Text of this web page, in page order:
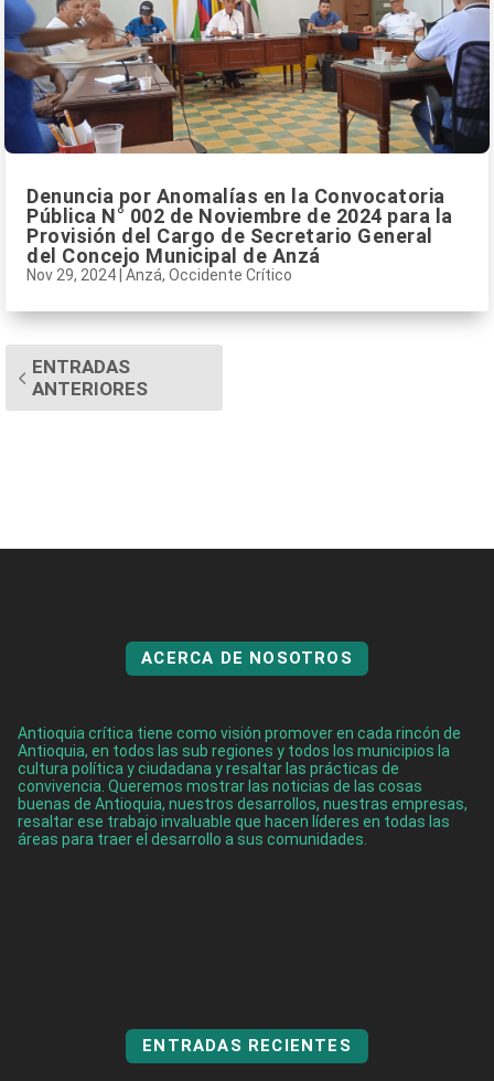
Denuncia por Anomalías en la Convocatoria
Pública N° 002 de Noviembre de 2024 para la
Provisión del Cargo de Secretario General
del Concejo Municipal de Anzá
Nov 29, 2024 Anzá, Occidente Crítico
ENTRADAS
ANTERIORES
ACERCA DE NOSOTROS
Antioquia crítica tiene como visión promover en cada rincón de
Antioquia, en todos las sub regiones y todos los municipios la
cultura política y ciudadana y resaltar las prácticas de
convivencia. Queremos mostrar las noticias de las cosas
buenas de Antioquia, nuestros desarrollos, nuestras empresas,
resaltar ese trabajo invaluable que hacen líderes en todas las
áreas para traer el desarrollo a sus comunidades.
ENTRADAS RECIENTES